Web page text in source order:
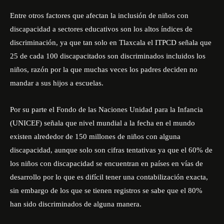
Entre otros factores que afectan la inclusión de niños con
discapacidad a sectores educativos son los altos índices de
discriminación, ya que tan solo en Tlaxcala el ITPCD señala que
25 de cada 100 discapacitados son discriminados incluidos los
niños, razón por la que muchas veces los padres deciden no
mandar a sus hijos a escuelas.
Por su parte el Fondo de las Naciones Unidad para la Infancia
(UNICEF) señala que nivel mundial a la fecha en el mundo
existen alrededor de 150 millones de niños con alguna
discapacidad, aunque solo son cifras tentativas ya que el 60% de
los niños con discapacidad se encuentran en países en vías de
desarrollo por lo que es difícil tener una contabilización exacta,
sin embargo de los que se tienen registros se sabe que el 80%
han sido discriminados de alguna manera.